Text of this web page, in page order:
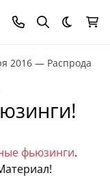
Темная
2016 — Распродажа
фьюзинги.